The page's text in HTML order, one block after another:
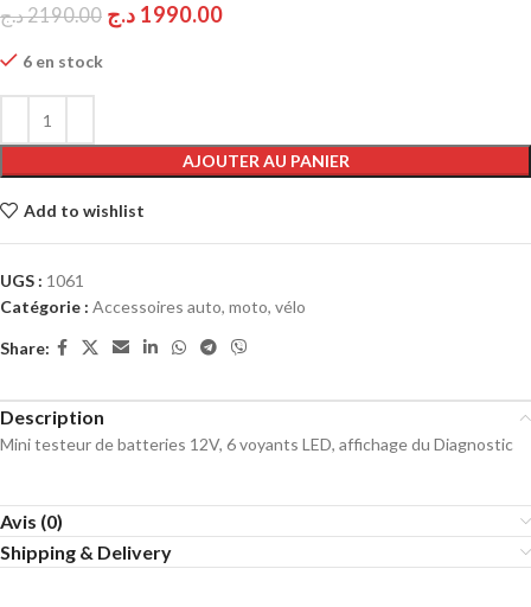
2190.00د.ج 1990.00 د.ج
6 en stock
AJOUTER AU PANIER
Add to wishlist
UGS : 1061
Catégorie : Accessoires auto, moto, vélo
Share:
Description
Mini testeur de batteries 12V, 6 voyants LED, affichage du Diagnostic
Avis (0)
Shipping & Delivery